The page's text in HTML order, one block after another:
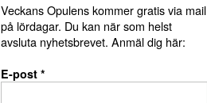
Veckans Opulens kommer gratis via mail
på lördagar. Du kan när som helst
avsluta nyhetsbrevet. Anmäl dig här:
E-post *